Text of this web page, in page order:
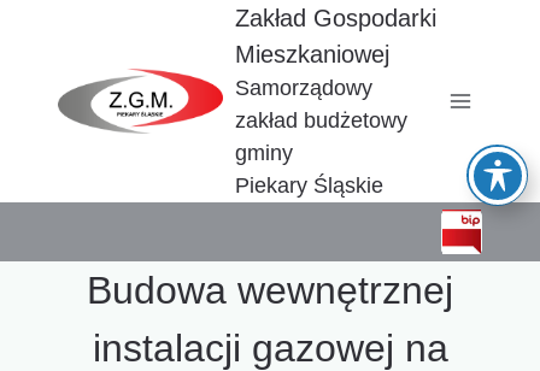
Zakład Gospodarki
Mieszkaniowej
Samorządowy
zakład budżetowy
gminy
Piekary Śląskie
Budowa wewnętrznej
instalacji gazowej na